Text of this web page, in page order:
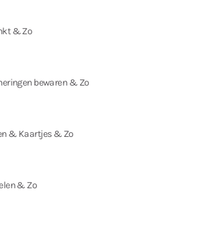
& Zo
bewaren & Zo
& Kaartjes & Zo
& Zo